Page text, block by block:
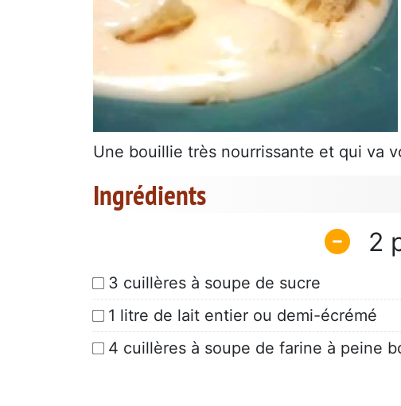
Une bouillie très nourrissante et qui va
Ingrédients
2
3 cuillères à soupe de sucre
1 litre de lait entier ou demi-écrémé
4 cuillères à soupe de farine à peine